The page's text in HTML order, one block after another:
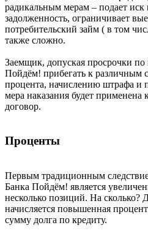
радикальным мерам – подает иск
задолженность, ограничивает
потребительский займ ( в том
также сложно.
Заемщик, допуская просрочки
Пойдём! прибегать к различным
процента, начислению штрафа и
мера наказания будет применена
договор.
Проценты
Первым традиционным
Банка Пойдём! является
несколько позиций. На сколько?
начисляется повышенная
сумму долга по кредиту.